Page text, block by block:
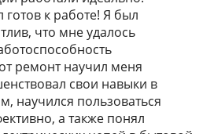
готов к работе! Я был
что мне удалось
ремонт научил меня
свои навыки в
научился пользоваться
а также понял